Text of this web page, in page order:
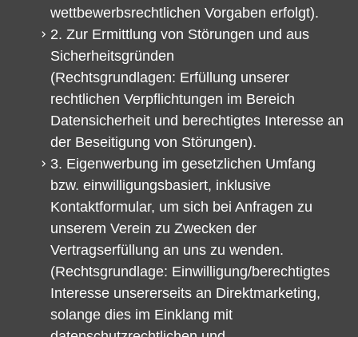
wettbewerbsrechtlichen Vorgaben erfolgt).
2. Zur Ermittlung von Störungen und aus
Sicherheitsgründen
(Rechtsgrundlagen: Erfüllung unserer
rechtlichen Verpflichtungen im Bereich
Datensicherheit und berechtigtes Interesse an
der Beseitigung von Störungen).
3. Eigenwerbung im gesetzlichen Umfang
bzw. einwilligungsbasiert, inklusive
Kontaktformular, um sich bei Anfragen zu
unserem Verein zu Zwecken der
Vertragserfüllung an uns zu wenden.
(Rechtsgrundlage: Einwilligung/berechtigtes
Interesse unsererseits an Direktmarketing,
solange dies im Einklang mit